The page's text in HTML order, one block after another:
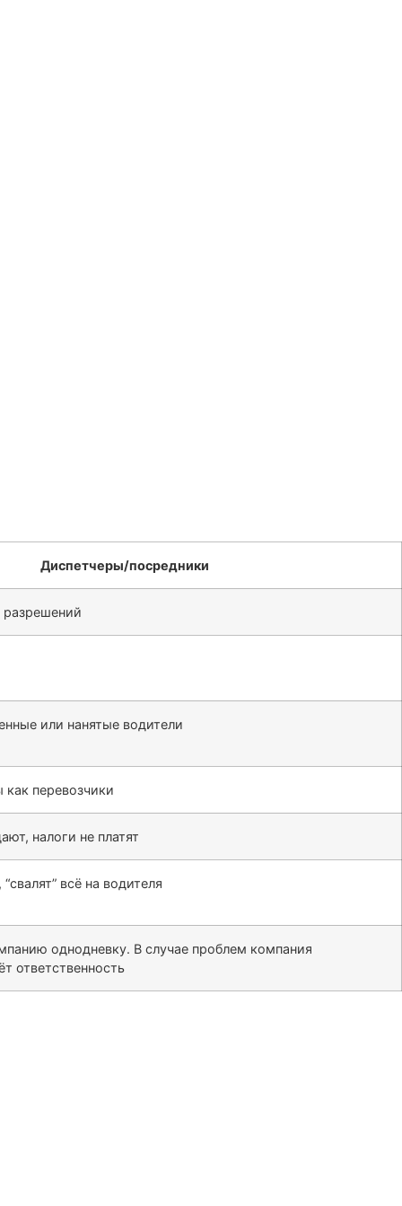
Диспетчеры/посредники
разрешений
или нанятые водители
перевозчики
налоги не платят
всё на водителя
однодневку. В случае проблем компания
ответственность